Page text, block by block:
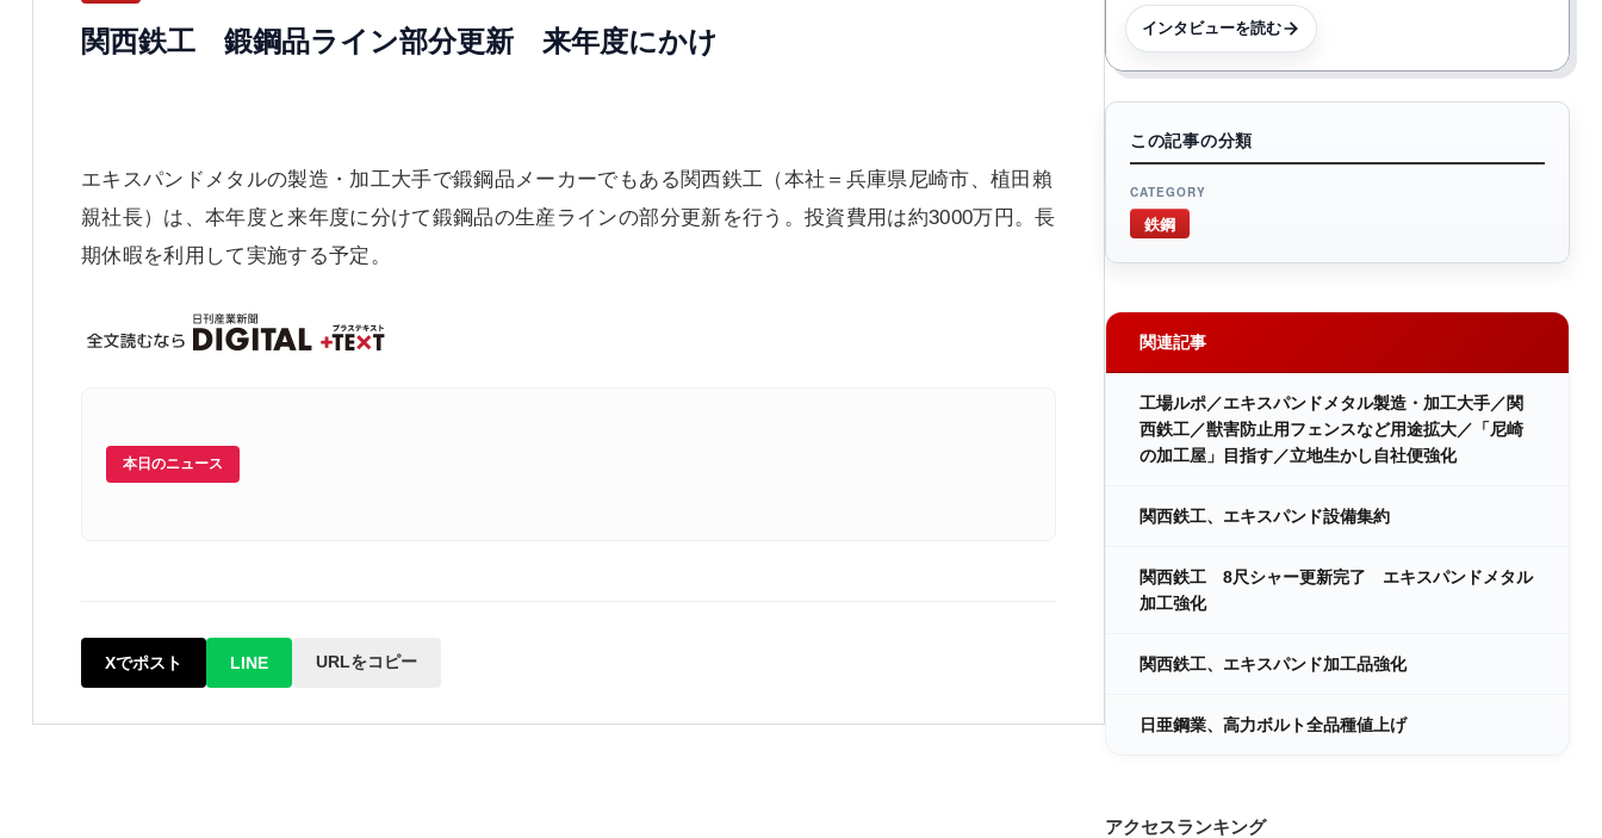
関西鉄工 鍛鋼品ライン部分更新 来年度にかけ
エキスパンドメタルの製造・加工大手で鍛鋼品メーカーでもある関西鉄工（本社＝兵庫県尼崎市、植田賴
親社長）は、本年度と来年度に分けて鍛鋼品の生産ラインの部分更新を行う。投資費用は約3000万円。長
期休暇を利用して実施する予定。
本日のニュース
Xでポスト LINE URLをコピー
インタビューを読む
この記事の分類
CATEGORY
鉄鋼
関連記事
工場ルポ／エキスパンドメタル製造・加工大手／関
西鉄工／獣害防止用フェンスなど用途拡大／「尼崎
の加工屋」目指す／立地生かし自社便強化
関西鉄工、エキスパンド設備集約
関西鉄工 8尺シャー更新完了 エキスパンドメタル
加工強化
関西鉄工、エキスパンド加工品強化
日亜鋼業、高力ボルト全品種値上げ
アクセスランキング